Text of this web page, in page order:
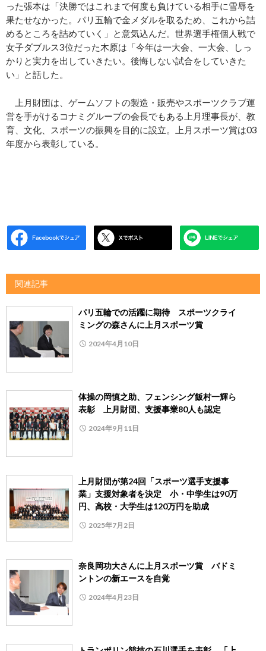
った張本は「決勝ではこれまで何度も負けている相手に雪辱を
果たせなかった。パリ五輪で金メダルを取るため、これから詰
めるところを詰めていく」と意気込んだ。世界選手権個人戦で
女子ダブルス3位だった木原は「今年は一大会、一大会、しっ
かりと実力を出していきたい。後悔しない試合をしていきた
い」と話した。
上月財団は、ゲームソフトの製造・販売やスポーツクラブ運
営を手がけるコナミグループの会長でもある上月理事長が、教
育、文化、スポーツの振興を目的に設立。上月スポーツ賞は03
年度から表彰している。
関連記事
パリ五輪での活躍に期待 スポーツクライ
ミングの森さんに上月スポーツ賞
2024年4月10日
体操の岡慎之助、フェンシング飯村一輝ら
表彰 上月財団、支援事業80人も認定
2024年9月11日
上月財団が第24回「スポーツ選手支援事
業」支援対象者を決定 小・中学生は90万
円、高校・大学生は120万円を助成
2025年7月2日
奈良岡功大さんに上月スポーツ賞 バドミ
ントンの新エースを自覚
2024年4月23日